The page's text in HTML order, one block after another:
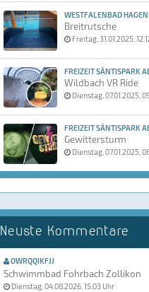
WESTFALENBAD HAGEN
Breitrutsche
Freitag, 31.01.2025,
FREIZEIT SÄNTISPARK
Wildbach VR Ride
Dienstag, 07.01.2025,
FREIZEIT SÄNTISPARK
Gewittersturm
Dienstag, 07.01.2025,
Neuste Kommentare
OWRQQIKFJJ
Schwimmbad Fohrbach Zollikon
Dienstag, 04.08.2026, 15:03 Uhr